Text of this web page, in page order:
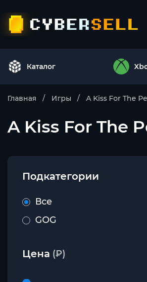
Каталог
Главная Игры A Kiss For The
A Kiss For The
Подкатегории
Все
GOG
Цена (₽)